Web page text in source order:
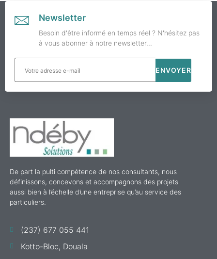
Newsletter
Besoin d'être informé en temps réel ? N'hésitez pas
à vous abonner à notre newsletter...
ENVOYER
De part la pulti compétence de nos consultants, nous
définissons, concevons et accompagnons des projets
aussi bien à l’échelle d’une entreprise qu’au service des
particuliers.
(237) 677 055 441
Kotto-Bloc, Douala